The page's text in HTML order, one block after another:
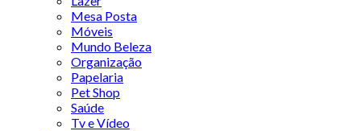
Mesa Posta
Móveis
Mundo Beleza
Organização
Papelaria
Pet Shop
Saúde
Tv e Vídeo